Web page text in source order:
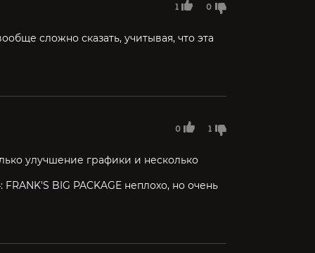
1 0
сложно сказать, учитывая, что эта
0 1
улучшение графики и несколько
BIG PACKAGE неплохо, но очень